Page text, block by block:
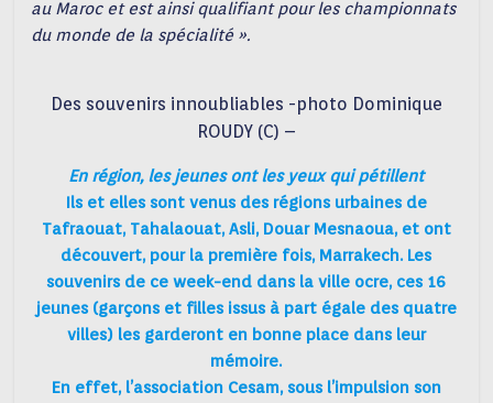
au Maroc et est ainsi qualifiant pour les championnats
du monde de la spécialité ».
Des souvenirs innoubliables -photo Dominique
ROUDY (C) –
En région, les jeunes ont les yeux qui pétillent
Ils et elles sont venus des régions urbaines de
Tafraouat, Tahalaouat, Asli, Douar Mesnaoua, et ont
découvert, pour la première fois, Marrakech. Les
souvenirs de ce week-end dans la ville ocre, ces 16
jeunes (garçons et filles issus à part égale des quatre
villes) les garderont en bonne place dans leur
mémoire.
En effet, l’association Cesam, sous l’impulsion son